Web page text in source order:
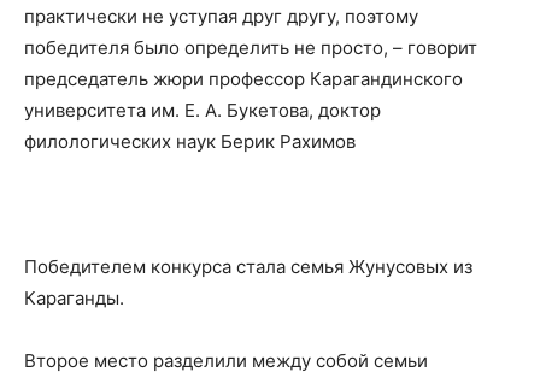
практически не уступая друг другу, поэтому
победителя было определить не просто, – говорит
председатель жюри профессор Карагандинского
университета им. Е. А. Букетова, доктор
филологических наук Берик Рахимов
Победителем конкурса стала семья Жунусовых из
Караганды.
Второе место разделили между собой семьи